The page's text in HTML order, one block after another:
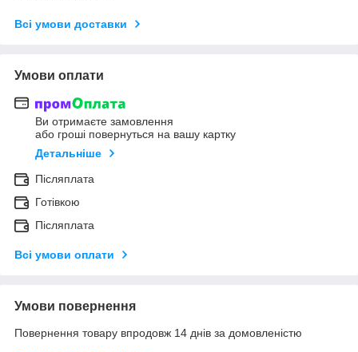
Всі умови доставки
Умови оплати
Ви отримаєте замовлення
або гроші повернуться на вашу картку
Детальніше
Післяплата
Готівкою
Післяплата
Всі умови оплати
Умови повернення
Повернення товару впродовж 14 днів за домовленістю